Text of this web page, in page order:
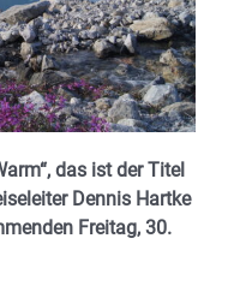
das ist der Titel
Dennis Hartke
Freitag, 30.